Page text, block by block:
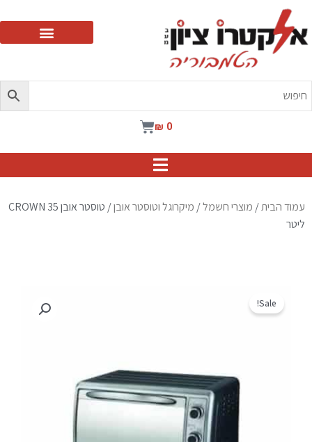
₪ 0
עגלת
עמוד הבית/ מוצרי חשמל/ מיקרוגל וטוסטר אובן
/ טוסטר אובן CROWN 35
ליטר
Sale!